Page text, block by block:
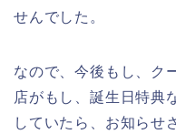
せんでした。
なので、今後もし、ク
店がもし、誕生日特典
していたら、お知らせ